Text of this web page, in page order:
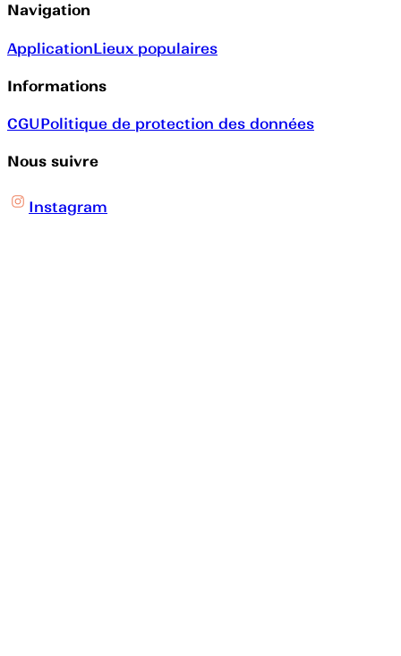
Navigation
ApplicationLieux populaires
Informations
CGUPolitique de protection des données
Nous suivre
Instagram